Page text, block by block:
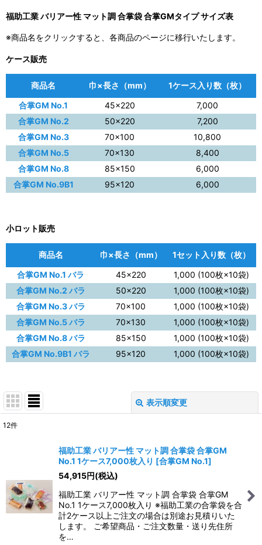
福助工業 バリアー性 マット調 合掌袋 合掌GMタイプ サイズ表
※商品名をクリックすると、各商品のページに移行いたします。
ケース販売
商品名 巾×長さ（mm）
1ケース入り数（枚）
合掌GM No.1
45×220
7,000
合掌GM No.2
50×220
7,200
合掌GM No.3
70×100
10,800
合掌GM No.5
70×130
8,400
合掌GM No.8
85×150
6,000
合掌GM No.9B1
95×120 6,000
小ロット販売
商品名 巾×長さ（mm）
1セット入り数（枚）
合掌GM No.1 バラ
45×220
1,000 (100枚×10袋)
合掌GM No.2 バラ
50×220
1,000 (100枚×10袋)
合掌GM No.3 バラ
70×100
1,000 (100枚×10袋)
合掌GM No.5 バラ
70×130
1,000 (100枚×10袋)
合掌GM No.8 バラ
85×150
1,000 (100枚×10袋)
合掌GM No.9B1 バラ
95×120 1,000 (100枚×10袋)
表示順変更
絞り込む
12件
福助工業 バリアー性 マット調 合掌袋 合掌GM
No.1 1ケース7,000枚入り [合掌GM No.1]
54,915円(税込)
福助工業 バリアー性 マット調 合掌袋 合掌GM
No.1 1ケース7,000枚入り ※福助工業の合掌袋を合
計2ケース以上ご注文の場合は別途お見積りいた
します。 ご希望商品・ご注文数量・送り先住所
を…